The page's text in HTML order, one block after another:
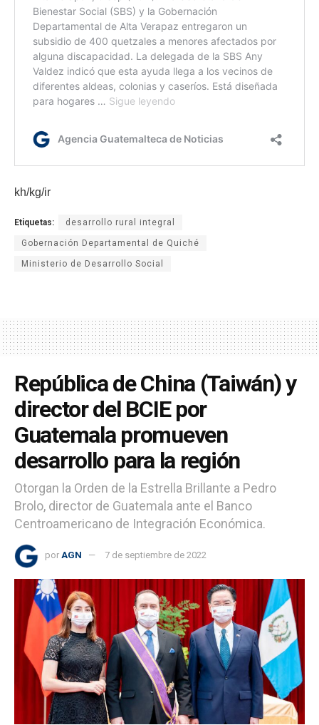
kh/kg/ir
Etiquetas: desarrollo rural integral
Gobernación Departamental de Quiché
Ministerio de Desarrollo Social
República de China (Taiwán) y
director del BCIE por
Guatemala promueven
desarrollo para la región
Otorgan la Orden de la Estrella Brillante a Pedro
Brolo, director de Guatemala ante el Banco
Centroamericano de Integración Económica.
por AGN 7 de septiembre de 2022